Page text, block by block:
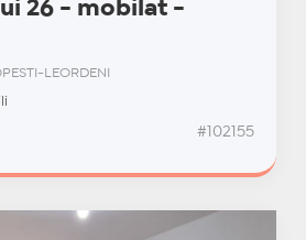
26 - mobilat -
LEORDENI
#102155